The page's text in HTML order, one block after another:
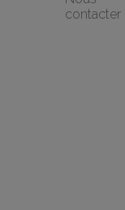
contacter